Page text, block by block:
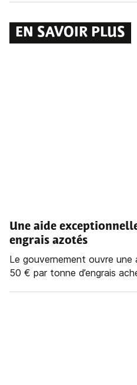
EN SAVOIR PLUS
Une aide
engrais azotés
Le gouvernement ouvre une
50 € par tonne d’engrais